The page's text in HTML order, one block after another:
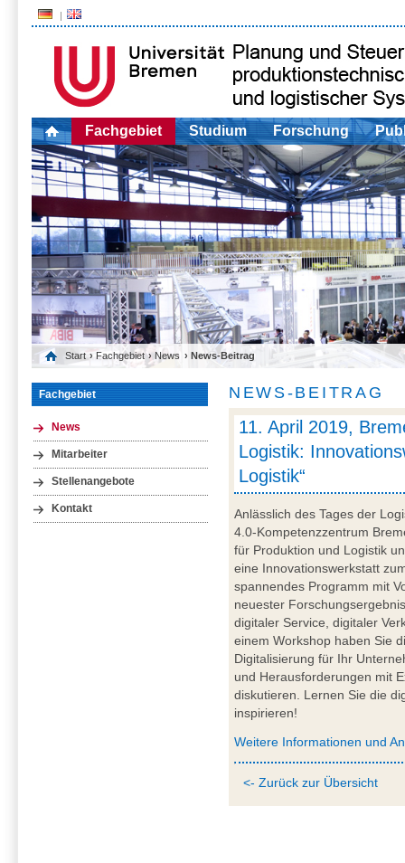
Fachgebiet Studium Forschung
Start › Fachgebiet › News › News-Beitrag
Fachgebiet
News
Mitarbeiter
Stellenangebote
Kontakt
NEWS-BEITRAG
11. April 2019,
Logistik:
Logistik“
Anlässlich des Tages der
4.0-Kompetenzzentrum
für Produktion und Logistik
eine Innovationswerkstatt
spannendes Programm mit
neuester
digitaler Service, digitaler
einem Workshop haben Sie
Digitalisierung für Ihr
und Herausforderungen mit
diskutieren. Lernen Sie die
inspirieren!
Weitere Informationen und
<- Zurück zur Übersicht